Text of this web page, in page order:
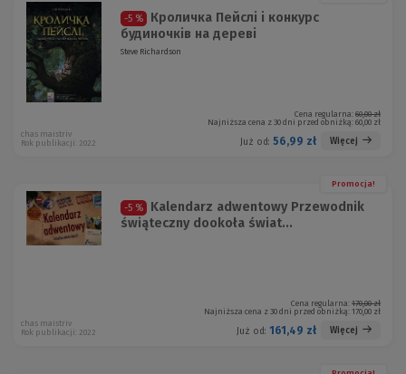
-5 %
Кроличка Пейслі і конкурс
будиночків на дереві
Steve Richardson
Cena regularna: 60,00 zł
Najniższa cena z 30 dni przed obniżką: 60,00 zł
Już od: 56,99 zł Więcej
chas maistriv
Rok publikacji: 2022
Promocja!
-5 %
Kalendarz adwentowy Przewodnik
świąteczny dookoła świat...
Cena regularna: 170,00 zł
Najniższa cena z 30 dni przed obniżką: 170,00 zł
Już od: 161,49 zł Więcej
chas maistriv
Rok publikacji: 2022